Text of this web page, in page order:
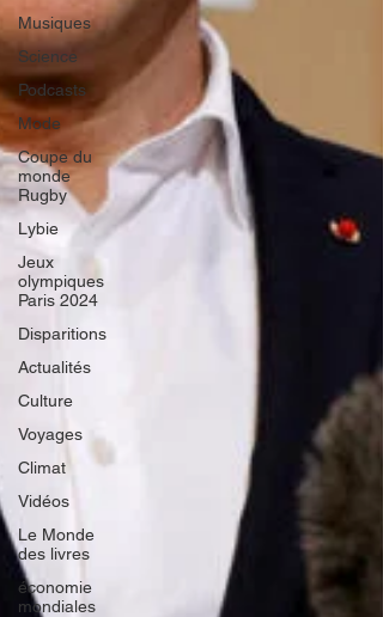
Musiques
Science
Podcasts
Mode
Coupe du
monde
Rugby
Lybie
Jeux
olympiques
Paris 2024
Disparitions
Actualités
Culture
Voyages
Climat
Vidéos
Le Monde
des livres
économie
mondiales